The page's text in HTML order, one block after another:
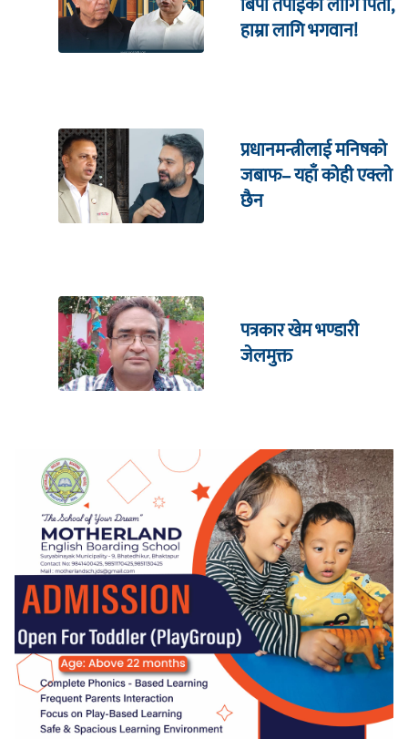
हाम्रा लागि भगवान!
प्रधानमन्त्रीलाई मनिषको
जबाफ– यहाँ कोही एक्लो
छैन
पत्रकार खेम भण्डारी
जेलमुक्त